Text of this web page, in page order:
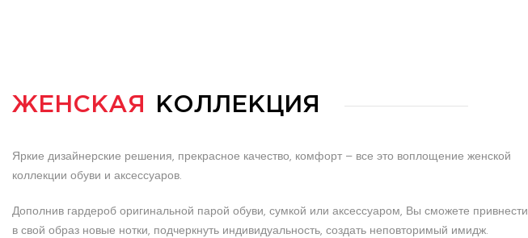
ЖЕНСКАЯ КОЛЛЕКЦИЯ
Яркие дизайнерские решения, прекрасное качество, комфорт – все это воплощение женской
коллекции обуви и аксессуаров.
Дополнив гардероб оригинальной парой обуви, сумкой или аксессуаром, Вы сможете привнести
в свой образ новые нотки, подчеркнуть индивидуальность, создать неповторимый имидж.